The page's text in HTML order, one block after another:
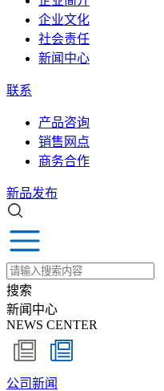
企业文化
社会责任
新闻中心
联系
产品咨询
销售网点
商务合作
新品发布
搜索
新闻中心
NEWS CENTER
公司新闻